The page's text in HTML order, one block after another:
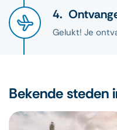
Gelukt! Je
Bekende steden